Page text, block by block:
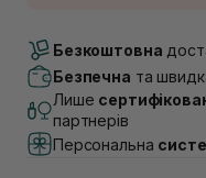
Немає в наявності!
Немає в наявності!
Самовивіз м.
(Duck’s Lake)
Немає в наявності!
Безкоштовна
Безпечна та
Лише
партнерів
Персональна